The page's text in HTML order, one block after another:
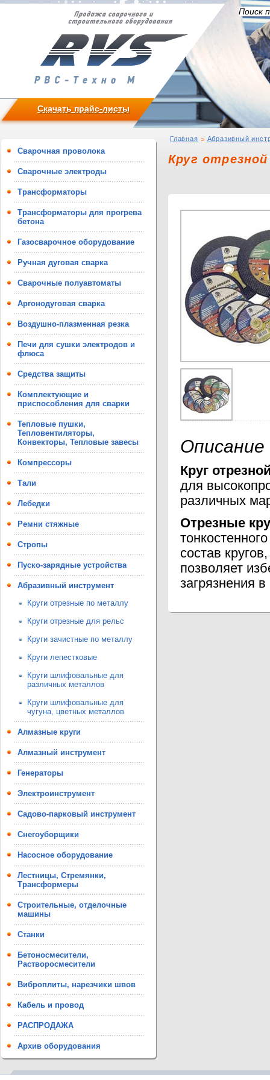
Скачать прайс-листы
Сварочная проволока
Сварочные электроды
Трансформаторы
Трансформаторы для прогрева
бетона
Газосварочное оборудование
Ручная дуговая сварка
Сварочные полуавтоматы
Аргонодуговая сварка
Воздушно-плазменная резка
Печи для сушки электродов и
флюса
Средства защиты
Комплектующие и
приспособления для сварки
Тепловые пушки,
Тепловентиляторы,
Конвекторы, Тепловые завесы
Компрессоры
Тали
Лебедки
Ремни стяжные
Стропы
Пуско-зарядные устройства
Абразивный инструмент
Круги отрезные по металлу
Круги отрезные для рельс
Круги зачистные по металлу
Круги лепестковые
Круги шлифовальные для
различных металлов
Круги шлифовальные для
чугуна, цветных металлов
Алмазные круги
Алмазный инструмент
Генераторы
Электроинструмент
Садово-парковый инструмент
Снегоуборщики
Насосное оборудование
Лестницы, Стремянки,
Трансформеры
Строительные, отделочные
машины
Станки
Бетоносмесители,
Растворосмесители
Виброплиты, нарезчики швов
Кабель и провод
РАСПРОДАЖА
Архив оборудования
Главная Абразивный
Круг
Описание
Круг
для
различных
Отрезные
состав
позволяет
загрязнения